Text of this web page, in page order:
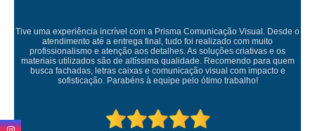
Empresa maravilhosa, entregue antes do prazo e a instalação da lona
ficou perfeita, indico de olhos fechados